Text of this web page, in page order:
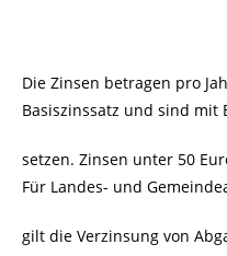
Die Zinsen betragen pro
Basiszinssatz und sind mit
setzen. Zinsen unter 50
Für Landes- und
gilt die Verzinsung von